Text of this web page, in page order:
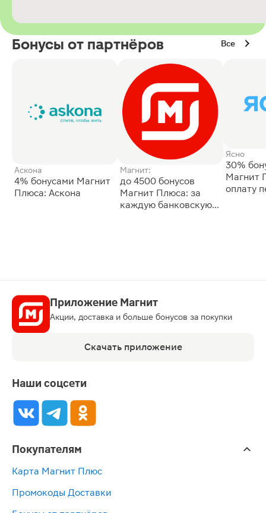
Бонусы от партнёров Все
Аскона
4% бонусами Магнит
Плюса: Аскона
Магнит:
до 4500 бонусов
Магнит Плюса: за
каждую банковскую
Ясно
30%
Магнит
оплату
Приложение Магнит
Акции, доставка и больше бонусов за покупки
Скачать приложение
Наши соцсети
Покупателям
Карта Магнит Плюс
Промокоды Доставки